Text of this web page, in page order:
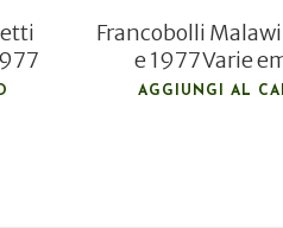
Francobolli
e 1977 Varie
AGGIUNGI AL